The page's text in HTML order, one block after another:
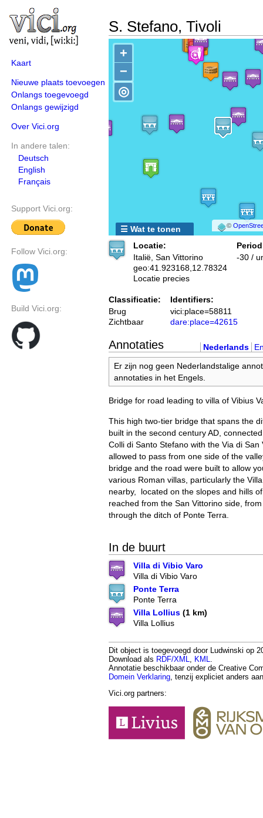
Kaart
Nieuwe plaats toevoegen
Onlangs toegevoegd
Onlangs gewijzigd
Over Vici.org
In andere talen:
Deutsch
English
Français
Support Vici.org:
Follow Vici.org:
Build Vici.org:
S. Stefano, Tivoli
+
−
©
◎
☰ Wat te tonen
Locatie:
Italië, San Vittorino
geo:41.923168,12.78324
Locatie precies
-30 /
Classificatie:
Brug
Zichtbaar
Identifiers:
vici:place=58811
dare:place=42615
Annotaties Nederlands
Er zijn nog geen Nederlandstalige
annotaties in het Engels.
Bridge for road leading to villa of Vibius
This high two-tier bridge that spans the
built in the second century AD,
Colli di Santo Stefano with the Via di San
allowed to pass from one side of the
bridge and the road were built to allow
various Roman villas, particularly the
nearby, located on the slopes and hills
reached from the San Vittorino side,
through the ditch of Ponte Terra.
In de buurt
Villa di Vibio Varo
Villa di Vibio Varo
Ponte Terra
Ponte Terra
Villa Lollius (1 km)
Villa Lollius
Dit object is toegevoegd door Ludwinski op
Download als RDF/XML KML
Annotatie beschikbaar onder de Creative
Domein Verklaring , tenzij expliciet anders
Vici.org partners: